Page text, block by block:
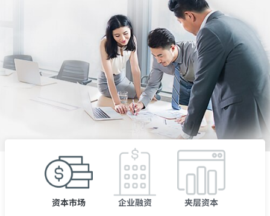
资本市场 企业融资 夹层资本